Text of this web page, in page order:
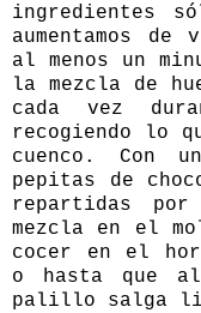
ingredientes
aumentamos
al menos un
la mezcla de
cada vez
recogiendo lo
cuenco. Con
pepitas de
repartidas
mezcla en el
cocer en el
o hasta que
palillo salga